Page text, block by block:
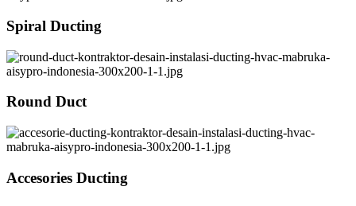
Spiral Ducting
Round Duct
Accesories Ducting